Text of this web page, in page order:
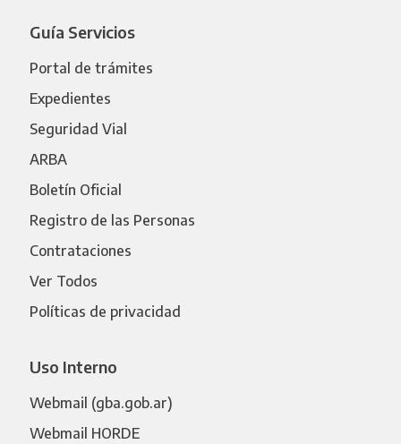
Guía Servicios
Portal de trámites
Expedientes
Seguridad Vial
ARBA
Boletín Oficial
Registro de las Personas
Contrataciones
Ver Todos
Políticas de privacidad
Uso Interno
Webmail (gba.gob.ar)
Webmail HORDE